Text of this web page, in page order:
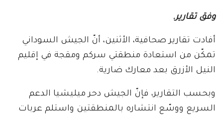
وفق تقارير.
أفادت تقارير صحافية، الأثنين، أنّ الجيش السوداني
تمكّن من استعادة منطقتي سركم ومقجة في إقليم
النيل الأزرق بعد معارك ضارية.
وبحسب التقارير، فإنّ الجيش دحر ميليشيا الدعم
السريع ووسّع انتشاره بالمنطقتين واستلم عربات